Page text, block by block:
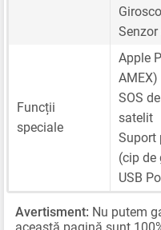
Funcții
speciale
Apple
AMEX)
SOS
satelit
Suport
(cip de
USB
Avertisment: Nu putem